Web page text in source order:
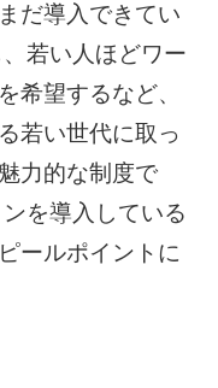
だ導入できてい
若い人ほどワー
希望するなど、
若い世代に取っ
力的な制度で
を導入している
ールポイントに